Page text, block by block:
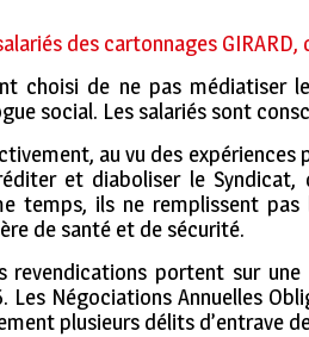
des cartonnages
choisi de ne pas médiatiser
social. Les salariés sont
au vu des expériences
et diaboliser le Syndicat,
temps, ils ne remplissent
de santé et de sécurité.
revendications portent sur
Les Négociations Annuelles
plusieurs délits d’entrave